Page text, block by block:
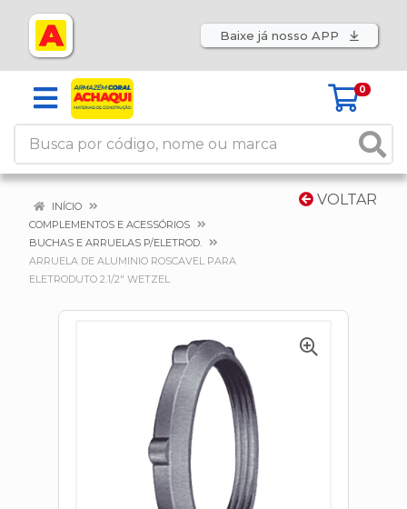
Baixe já nosso APP
0
VOLTAR
INÍCIO
COMPLEMENTOS E ACESSÓRIOS
BUCHAS E ARRUELAS P/ELETROD.
ARRUELA DE ALUMINIO ROSCAVEL PARA
ELETRODUTO 2.1/2" WETZEL